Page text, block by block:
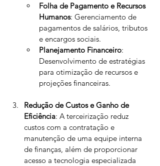
Folha de Pagamento e Recursos
Humanos: Gerenciamento de
pagamentos de salários, tributos
e encargos sociais.
Planejamento Financeiro:
Desenvolvimento de estratégias
para otimização de recursos e
projeções financeiras.
Redução de Custos e Ganho de
Eficiência: A terceirização reduz
custos com a contratação e
manutenção de uma equipe interna
de finanças, além de proporcionar
acesso a tecnologia especializada